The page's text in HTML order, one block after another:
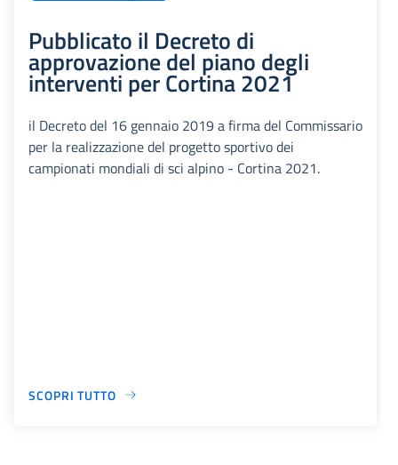
Pubblicato il Decreto di
approvazione del piano degli
interventi per Cortina 2021
il Decreto del 16 gennaio 2019 a firma del Commissario
per la realizzazione del progetto sportivo dei
campionati mondiali di sci alpino - Cortina 2021.
SCOPRI TUTTO